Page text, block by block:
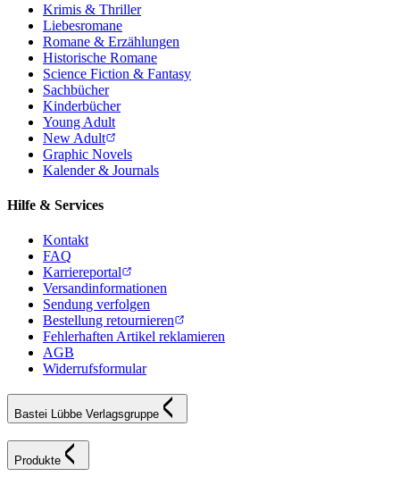
Krimis & Thriller
Liebesromane
Romane & Erzählungen
Historische Romane
Science Fiction & Fantasy
Sachbücher
Kinderbücher
Young Adult
New Adult
Graphic Novels
Kalender & Journals
Hilfe & Services
Kontakt
FAQ
Karriereportal
Versandinformationen
Sendung verfolgen
Bestellung retournieren
Fehlerhaften Artikel reklamieren
AGB
Widerrufsformular
Bastei Lübbe Verlagsgruppe
Produkte